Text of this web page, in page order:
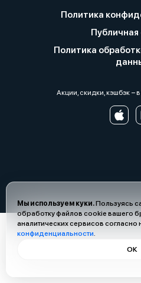
Мы используем куки.Пользуясь
обработку файлов cookie вашего
аналитических сервисов согласно
конфиденциальности.
ОК
Политика
Политика
Акции, скидки, кэшбэк −